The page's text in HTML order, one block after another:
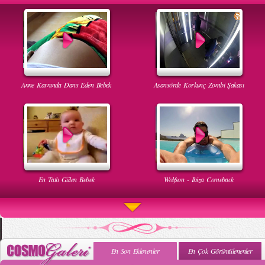
Anne Karnında Dans Eden Bebek Asansörde Korkunç Zombi Şakası
En Tatlı Gülen Bebek Wolfson - Ibiza Comeback
En Son Eklenenler En Çok Görüntülenenler